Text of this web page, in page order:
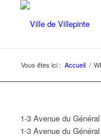
Vous êtes ici : Accueil /
1-3 Avenue du
1-3 Avenue du